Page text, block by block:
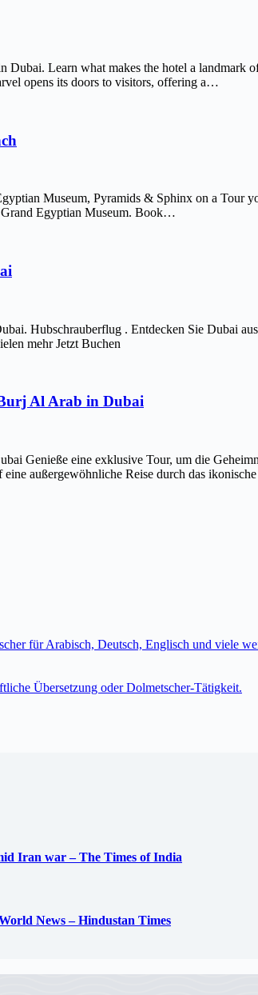
Learn what makes the hotel a landmark
opens its doors to visitors, offering a…
Museum, Pyramids & Sphinx on a Tour
Grand Egyptian Museum. Book…
Hubschrauberflug . Entdecken Sie Dubai
mehr Jetzt Buchen
Al Arab in Dubai
Genieße eine exklusive Tour, um die
außergewöhnliche Reise durch das
für Arabisch, Deutsch, Englisch und viele
Übersetzung oder Dolmetscher-Tätigkeit.
Iran war – The Times of India
News – Hindustan Times